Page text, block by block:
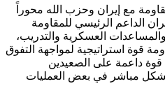
مع إيران وحزب الله محوراً
الداعم الرئيسي للمقاومة
العسكرية والتدريب،
قوة استراتيجية لمواجهة التفوق
قوة داعمة على الصعيدين
مباشر في بعض العمليات